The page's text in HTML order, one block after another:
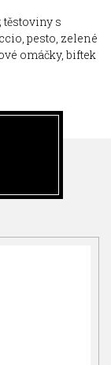
těstoviny s
pesto, zelené
omáčky, biftek